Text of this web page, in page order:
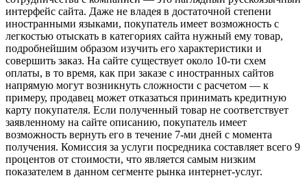
интерфейс сайта. Даже не владея в достаточной степени
иностранными языками, покупатель имеет возможность с
легкостью отыскать в категориях сайта нужный ему товар,
подробнейшим образом изучить его характеристики и
совершить заказ. На сайте существует около 10-ти схем
оплаты, в то время, как при заказе с иностранных сайтов
напрямую могут возникнуть сложности с расчетом — к
примеру, продавец может отказаться принимать кредитную
карту покупателя. Если полученный товар не соответствует
заявленному на сайте описанию, покупатель имеет
возможность вернуть его в течение 7-ми дней с момента
получения. Комиссия за услуги посредника составляет всего 9
процентов от стоимости, что является самым низким
показателем в данном сегменте рынка интернет-услуг.